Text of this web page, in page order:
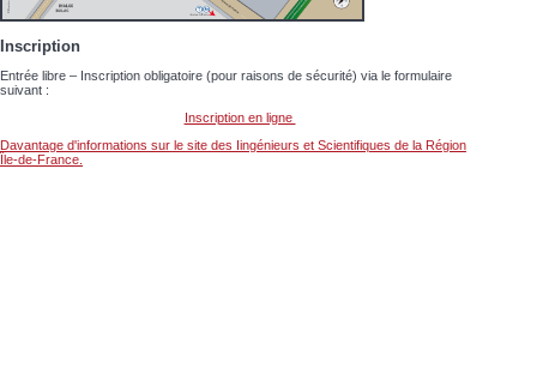
Inscription
Entrée libre – Inscription obligatoire (pour raisons de sécurité) via le formulaire
suivant :
Inscription en ligne
Davantage d'informations sur le site des Iingénieurs et Scientifiques de la Région
Île-de-France.